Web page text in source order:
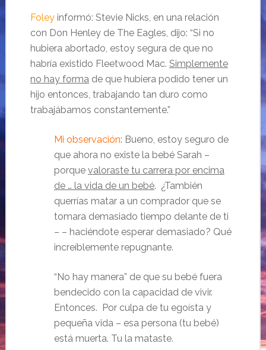
Foleyinformó: Stevie Nicks, en una relación
con Don Henley de The Eagles, dijo: “Si no
hubiera abortado, estoy segura de que no
habría existido Fleetwood Mac. Simplemente
no hay formade que hubiera podido tener un
hijo entonces, trabajando tan duro como
trabajábamos constantemente.”
Mi observación: Bueno, estoy seguro de
que ahora no existe la bebé Sarah –
porque valoraste tu carrera por encima
de … la vida de un bebé. ¿También
querrías matar a un comprador que se
tomara demasiado tiempo delante de ti
– – haciéndote esperar demasiado? Qué
increíblemente repugnante.
“No hay manera” de que su bebé fuera
bendecido con la capacidad de vivir.
Entonces. Por culpa de tu egoísta y
pequeña vida – esa persona (tu bebé)
está muerta. Tu la mataste.